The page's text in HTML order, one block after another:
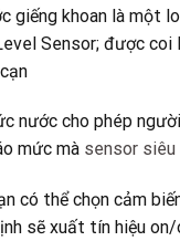
giếng khoan là
Sensor; được
nước cho phép
mức mà sensor siêu
có thể chọn cảm
sẽ xuất tín hiệu